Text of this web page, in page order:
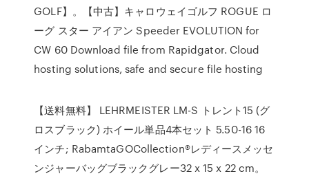
GOLF】。【中古】キャロウェイゴルフ ROGUE ロ
ーグ スター アイアン Speeder EVOLUTION for
CW 60 Download file from Rapidgator. Cloud
hosting solutions, safe and secure file hosting
【送料無料】 LEHRMEISTER LM-S トレント15 (グ
ロスブラック) ホイール単品4本セット 5.50-16 16
インチ; RabamtaGOCollection®レディースメッセ
ンジャーバッグブラックグレー32 x 15 x 22 cm。